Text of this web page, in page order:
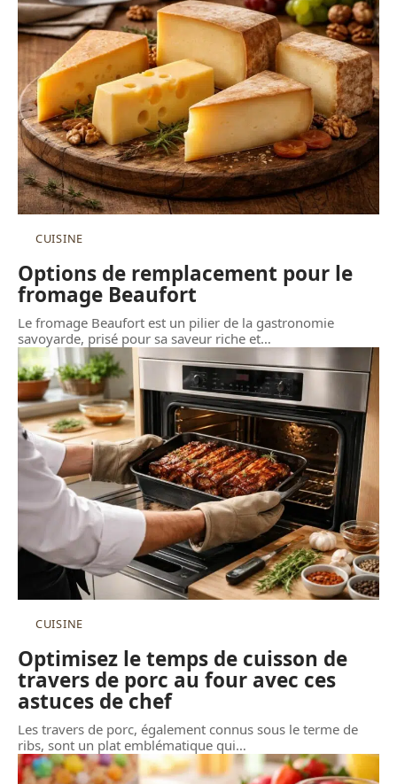
CUISINE
Options de remplacement pour le
fromage Beaufort
Le fromage Beaufort est un pilier de la gastronomie
savoyarde, prisé pour sa saveur riche et…
CUISINE
Optimisez le temps de cuisson de
travers de porc au four avec ces
astuces de chef
Les travers de porc, également connus sous le terme de
ribs, sont un plat emblématique qui…